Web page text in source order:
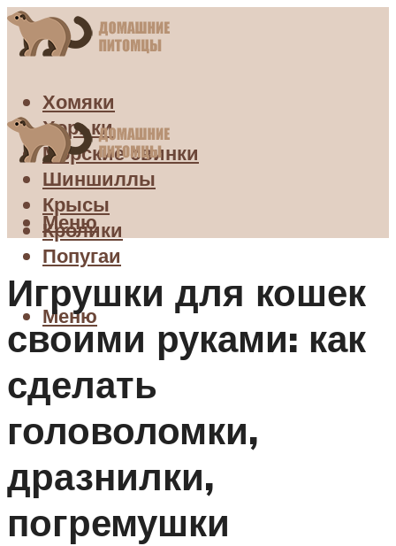
Хомяки
Хорьки
Морские свинки
Шиншиллы
Крысы
Кролики
Попугаи
Меню
Меню
Игрушки для кошек
своими руками: как
сделать
головоломки,
дразнилки,
погремушки